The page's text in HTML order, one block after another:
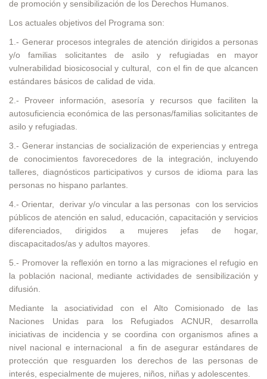
de promoción y sensibilización de los Derechos Humanos.
Los actuales objetivos del Programa son:
1.- Generar procesos integrales de atención dirigidos a personas
y/o familias solicitantes de asilo y refugiadas en mayor
vulnerabilidad biosicosocial y cultural, con el fin de que alcancen
estándares básicos de calidad de vida.
2.- Proveer información, asesoría y recursos que faciliten la
autosuficiencia económica de las personas/familias solicitantes de
asilo y refugiadas.
3.- Generar instancias de socialización de experiencias y entrega
de conocimientos favorecedores de la integración, incluyendo
talleres, diagnósticos participativos y cursos de idioma para las
personas no hispano parlantes.
4.- Orientar, derivar y/o vincular a las personas con los servicios
públicos de atención en salud, educación, capacitación y servicios
diferenciados, dirigidos a mujeres jefas de hogar,
discapacitados/as y adultos mayores.
5.- Promover la reflexión en torno a las migraciones el refugio en
la población nacional, mediante actividades de sensibilización y
difusión.
Mediante la asociatividad con el Alto Comisionado de las
Naciones Unidas para los Refugiados ACNUR, desarrolla
iniciativas de incidencia y se coordina con organismos afines a
nivel nacional e internacional a fin de asegurar estándares de
protección que resguarden los derechos de las personas de
interés, especialmente de mujeres, niños, niñas y adolescentes.